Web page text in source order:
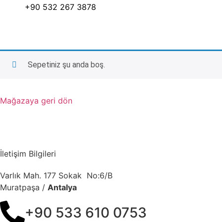
+90 532 267 3878
Sepetiniz şu anda boş.
Mağazaya geri dön
İletişim Bilgileri
Varlık Mah. 177 Sokak No:6/B
Muratpaşa / Antalya
+90 533 610 0753